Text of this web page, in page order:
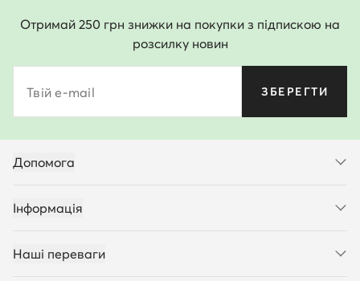
Отримай 250 грн знижки на покупки з підпискою на
розсилку новин
Твій e-mail ЗБЕРЕГТИ
Допомога
Інформація
Наші переваги